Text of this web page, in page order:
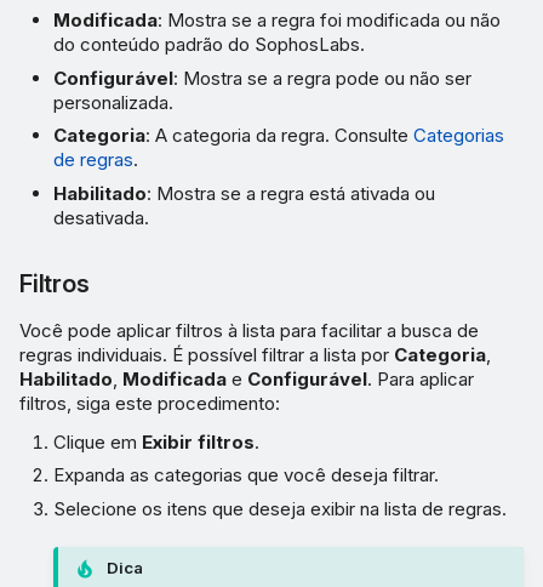
Modificada: Mostra se a regra foi modificada ou não
do conteúdo padrão do SophosLabs.
Configurável: Mostra se a regra pode ou não ser
personalizada.
Categoria: A categoria da regra. ConsulteCategorias
de regras.
Habilitado: Mostra se a regra está ativada ou
desativada.
Filtros
Você pode aplicar filtros à lista para facilitar a busca de
regras individuais. É possível filtrar a lista por Categoria,
Habilitado, Modificada e Configurável. Para aplicar
filtros, siga este procedimento:
Clique em Exibir filtros.
Expanda as categorias que você deseja filtrar.
Selecione os itens que deseja exibir na lista de regras.
Dica